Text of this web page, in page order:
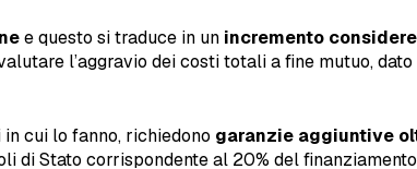
e questo si traduce in un incremento
l’aggravio dei costi totali a fine mutuo,
cui lo fanno, richiedono garanzie aggiuntive
di Stato corrispondente al 20% del